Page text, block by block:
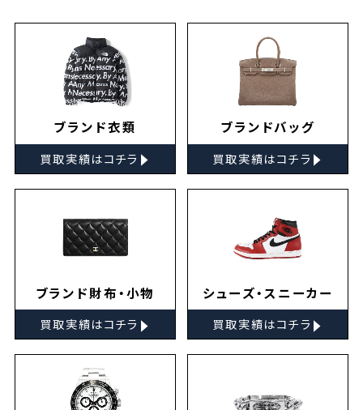
ブランド衣類
買取実績はコチラ ▸
ブランドバッグ
買取実績はコチラ ▸
ブランド財布・小物
買取実績はコチラ ▸
シューズ・スニーカー
買取実績はコチラ ▸